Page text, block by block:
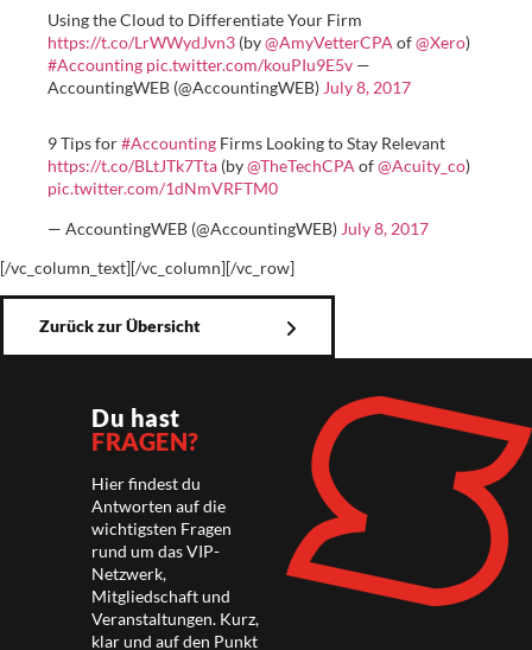
Using the Cloud to Differentiate Your Firm
https://t.co/LrWWydJvn3 (by@AmyVetterCPAof@Xero)
#Accounting pic.twitter.com/kouPIu9E5v —
AccountingWEB (@AccountingWEB)July 8, 2017
9 Tips for#Accounting Firms Looking to Stay Relevant
https://t.co/BLtJTk7Tta (by@TheTechCPAof@Acuity_co)
pic.twitter.com/1dNmVRFTM0
— AccountingWEB (@AccountingWEB) July 8, 2017
[/vc_column_text][/vc_column][/vc_row]
Zurück zur Übersicht
Du hast
FRAGEN?
Hier findest du
Antworten auf die
wichtigsten Fragen
rund um das VIP-
Netzwerk,
Mitgliedschaft und
Veranstaltungen. Kurz,
klar und auf den Punkt